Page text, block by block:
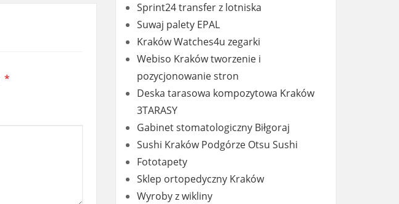
*
Sprint24 transfer z lotniska
Suwaj palety EPAL
Kraków Watches4u zegarki
Webiso Kraków tworzenie i
pozycjonowanie stron
Deska tarasowa kompozytowa Kraków
3TARASY
Gabinet stomatologiczny Biłgoraj
Sushi Kraków Podgórze Otsu Sushi
Fototapety
Sklep ortopedyczny Kraków
Wyroby z wikliny